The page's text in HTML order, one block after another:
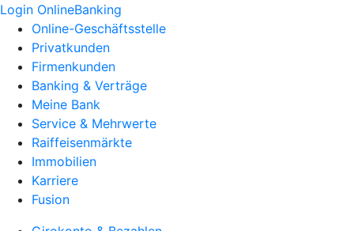
Login OnlineBanking
Online-Geschäftsstelle
Privatkunden
Firmenkunden
Banking & Verträge
Meine Bank
Service & Mehrwerte
Raiffeisenmärkte
Immobilien
Karriere
Fusion